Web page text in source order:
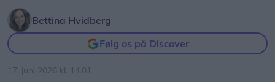
Bettina Hvidberg
Følg os på Discover
17. juni 2026 kl. 14.01